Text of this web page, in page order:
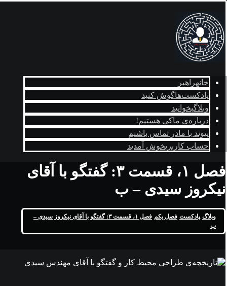
خانهراهبر
پادکست‌هاگوش کنید
وبلاگبخوانید
درباره‌ی ماکی هستیم!
پیوند با مادر تماس باشیم
حساب کاربریخوش آمدید
فصل ۱، قسمت ۳: گفتگو با آقای
نیکروز سیدی – ب
وبلاگ پادکست فصل یکم
فصل ۱، قسمت ۳: گفتگو با آقای نیکروز سیدی –
ب